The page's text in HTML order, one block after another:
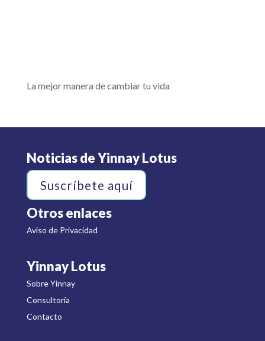
La mejor manera de cambiar tu vida
Noticias de Yinnay Lotus
Suscríbete aquí
Otros enlaces
Aviso de Privacidad
Yinnay Lotus
Sobre Yinnay
Consultoría
Contacto